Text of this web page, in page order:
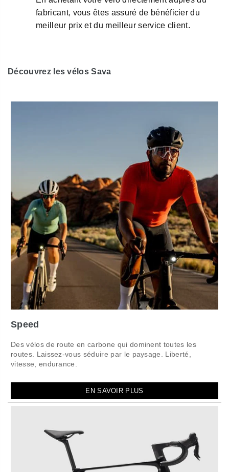
fabricant, vous êtes assuré de bénéficier du
meilleur prix et du meilleur service client.
Découvrez les vélos Sava
Speed
Des vélos de route en carbone qui dominent toutes les
routes. Laissez-vous séduire par le paysage. Liberté,
vitesse, endurance.
EN SAVOIR PLUS